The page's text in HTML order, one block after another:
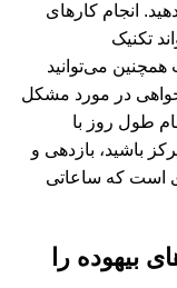
انجام کارهای
تکنیک
می‌توانید
در مورد مشکل
طول روز با
باشید، بازدهی و
است که ساعاتی
بیهوده را